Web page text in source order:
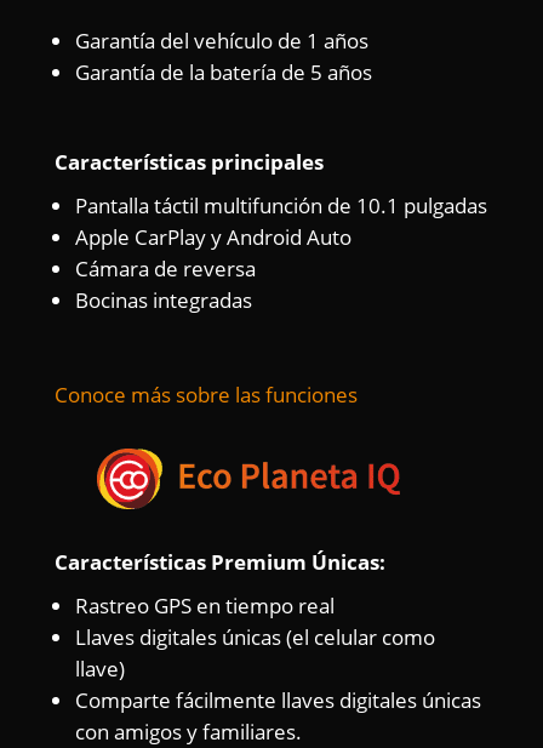
Garantía del vehículo de 1 años
Garantía de la batería de 5 años
Características principales
Pantalla táctil multifunción de 10.1 pulgadas
Apple CarPlay y Android Auto
Cámara de reversa
Bocinas integradas
Conoce más sobre las funciones
Características Premium Únicas:
Rastreo GPS en tiempo real
Llaves digitales únicas (el celular como
llave)
Comparte fácilmente llaves digitales únicas
con amigos y familiares.